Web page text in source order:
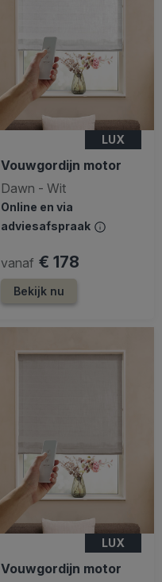
LUX
Vouwgordijn motor
Dawn - Wit
Online en via
adviesafspraak
vanaf € 178
Bekijk nu
LUX
Vouwgordijn motor